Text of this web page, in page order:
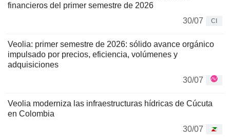
financieros del primer semestre de 2026
30/07
CI
Veolia: primer semestre de 2026: sólido avance orgánico
impulsado por precios, eficiencia, volúmenes y
adquisiciones
30/07
Veolia moderniza las infraestructuras hídricas de Cúcuta
en Colombia
30/07